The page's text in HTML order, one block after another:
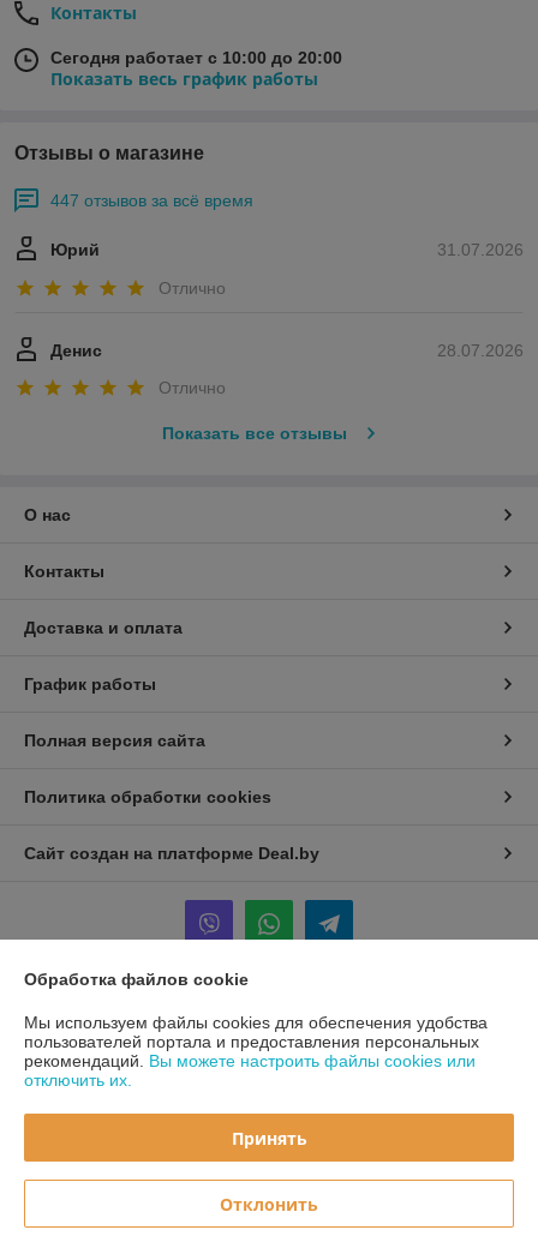
Контакты
Сегодня работает с 10:00 до 20:00
Показать весь график работы
Отзывы о магазине
447 отзывов за всё время
31.07.2026
Юрий
Отлично
28.07.2026
Денис
Отлично
Показать все отзывы
О нас
Контакты
Доставка и оплата
График работы
Полная версия сайта
Политика обработки cookies
Сайт создан на платформе Deal.by
Информация для покупателя
Юридическое лицо:ООО «Первый лодочный»
ул. Сухаревская, ДОМ 16, пом. 16, 220019
Регистрационный орган: Минский горисполком
Дата регистрации компании: 05.03.2024
Обработка файлов cookie
Мы используем файлы cookies для обеспечения удобства
пользователей портала и предоставления персональных
рекомендаций. Вы можете настроить файлы cookies или
отключить их.
Принять
Отклонить